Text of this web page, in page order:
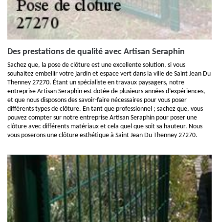
Des prestations de qualité avec Artisan Seraphin
Sachez que, la pose de clôture est une excellente solution, si vous
souhaitez embellir votre jardin et espace vert dans la ville de Saint Jean Du
Thenney 27270. Étant un spécialiste en travaux paysagers, notre
entreprise Artisan Seraphin est dotée de plusieurs années d’expériences,
et que nous disposons des savoir-faire nécessaires pour vous poser
différents types de clôture. En tant que professionnel ; sachez que, vous
pouvez compter sur notre entreprise Artisan Seraphin pour poser une
clôture avec différents matériaux et cela quel que soit sa hauteur. Nous
vous poserons une clôture esthétique à Saint Jean Du Thenney 27270.